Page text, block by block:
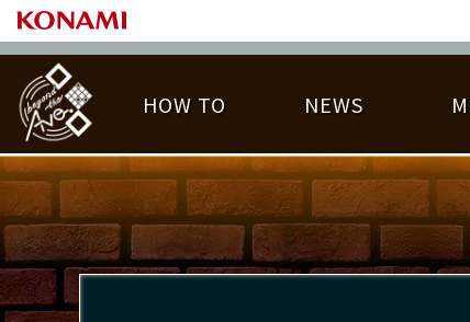
HOW TO NEWS
PLAY DATA TOP
称号 プレー
ライバル一覧
LICENSE HIT CHART